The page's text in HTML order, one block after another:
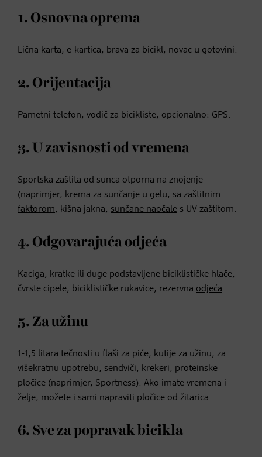
1. Osnovna oprema
Lična karta, e-kartica, brava za bicikl, novac u gotovini.
2. Orijentacija
Pametni telefon, vodič za bicikliste, opcionalno: GPS.
3. U zavisnosti od vremena
Sportska zaštita od sunca otporna na znojenje
(naprimjer, krema za sunčanje u gelu, sa zaštitnim
faktorom, kišna jakna, sunčane naočale s UV-zaštitom.
4. Odgovarajuća odjeća
Kaciga, kratke ili duge podstavljene biciklističke hlače,
čvrste cipele, biciklističke rukavice, rezervna odjeća.
5. Za užinu
1-1,5 litara tečnosti u flaši za piće, kutije za užinu, za
višekratnu upotrebu, sendviči, krekeri, proteinske
pločice (naprimjer, Sportness). Ako imate vremena i
želje, možete i sami napraviti pločice od žitarica.
6. Sve za popravak bicikla